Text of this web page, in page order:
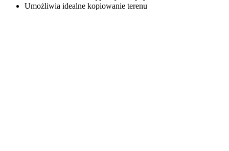
Umożliwia idealne kopiowanie terenu